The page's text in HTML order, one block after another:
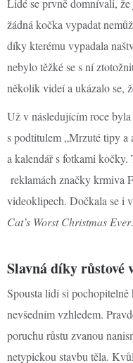
Lidé se prvně domnívali,
žádná kočka vypadat
díky kterému vypadala
nebylo těžké se s ní
několik videí a ukázalo se,
Už v následujícím roce
s podtitulem „Mrzuté tipy
a kalendář s fotkami kočky.
reklamách značky krmiva
videoklipech. Dočkala se i
Cat’s Worst Christmas Ever.
Slavná díky růstové
Spousta lidí si
nevšedním vzhledem.
poruchu růstu zvanou
netypickou stavbu těla.